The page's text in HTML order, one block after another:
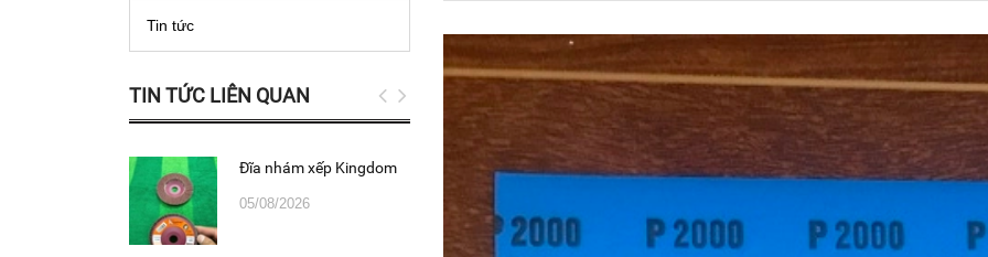
Tin tức
TIN TỨC LIÊN QUAN
Đĩa nhám xếp Kingdom
05/08/2026
Nhám cuộn con Ó Hàn
100...
01/08/2026
Vải nhám cuộn con Ó,
hiệu Hawk, nhập khẩu
28/07/2026